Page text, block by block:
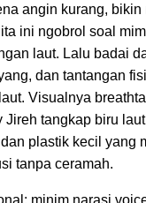
angin kurang, bikin
ini ngobrol soal
laut. Lalu badai
dan tantangan
Visualnya
Jireh tangkap biru
plastik kecil yang
tanpa ceramah.
minim narasi